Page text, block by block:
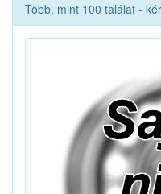
Több, mint 100 találat -